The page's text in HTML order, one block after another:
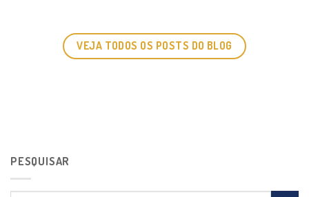
VEJA TODOS OS POSTS DO BLOG
PESQUISAR